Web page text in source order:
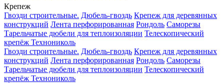
Крепеж
Гвозди строительные. Дюбель-гвоздь Крепеж для деревянных
конструкций Лента перфорированная Рондоль Саморезы
Тарельчатые дюбели для теплоизоляции Телескопический
крепёж Технониколь
Гвозди строительные. Дюбель-гвоздь Крепеж для деревянных
конструкций Лента перфорированная Рондоль Саморезы
Тарельчатые дюбели для теплоизоляции Телескопический
крепёж Технониколь